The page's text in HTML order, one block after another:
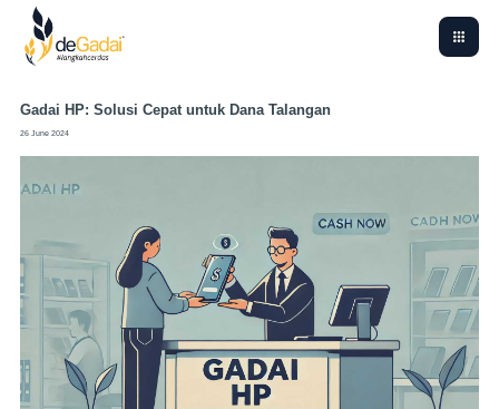
Gadai HP: Solusi Cepat untuk Dana Talangan
26 June 2024